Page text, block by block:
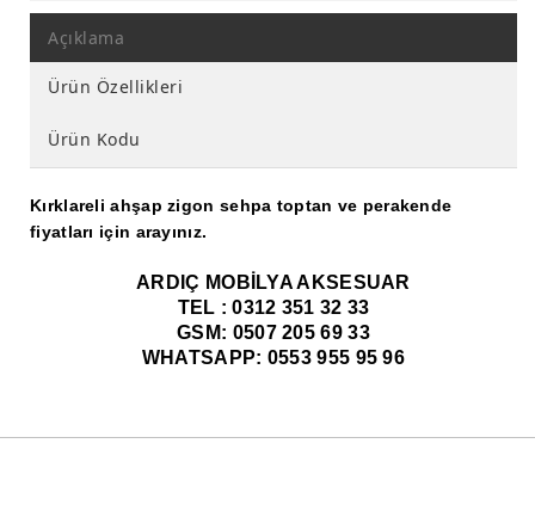
Açıklama
Ürün Özellikleri
Ürün Kodu
Kırklareli ahşap zigon sehpa toptan ve perakende
fiyatları için arayınız.
ARDIÇ MOBİLYA AKSESUAR
TEL : 0312 351 32 33
GSM: 0507 205 69 33
WHATSAPP: 0553 955 95 96